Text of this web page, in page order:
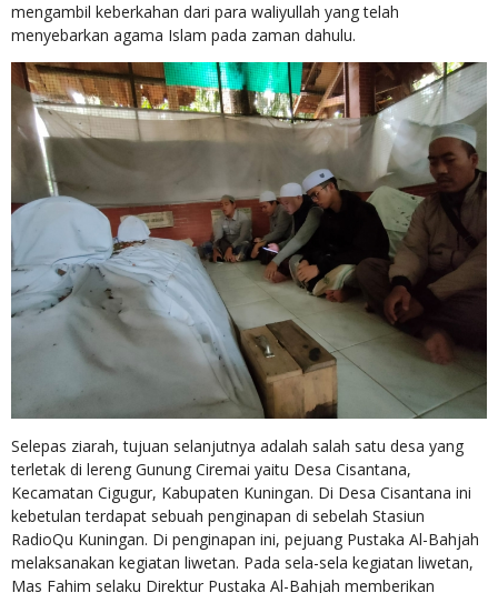
mengambil keberkahan dari para waliyullah yang telah
menyebarkan agama Islam pada zaman dahulu.
Selepas ziarah, tujuan selanjutnya adalah salah satu desa yang
terletak di lereng Gunung Ciremai yaitu Desa Cisantana,
Kecamatan Cigugur, Kabupaten Kuningan. Di Desa Cisantana ini
kebetulan terdapat sebuah penginapan di sebelah Stasiun
RadioQu Kuningan. Di penginapan ini, pejuang Pustaka Al-Bahjah
melaksanakan kegiatan liwetan. Pada sela-sela kegiatan liwetan,
Mas Fahim selaku Direktur Pustaka Al-Bahjah memberikan